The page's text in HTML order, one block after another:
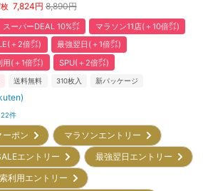
7,824円 8,890円
スーパーDEAL 10%㌽
マラソン11店(＋10倍㌽)
＋2倍㌽)
最強翌日(＋1倍㌽)
用(＋1倍㌽)
SPU(＋2倍㌽)
送料無料 310枚入 新パッケージ
22件
ーポン
マラソンエントリー
エントリー
最強翌日エントリー
利用エントリー